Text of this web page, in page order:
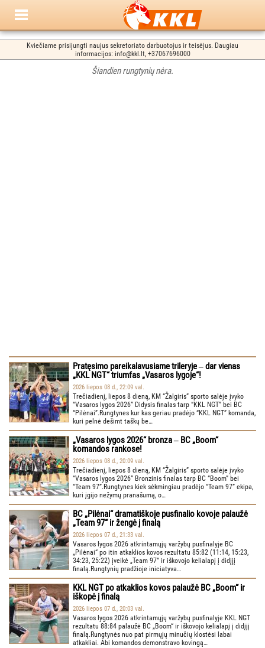
Kviečiame prisijungti naujus sekretoriato darbuotojus ir teisėjus. Daugiau
informacijos: info@kkl.lt, +37067696000
Šiandien rungtynių nėra.
Pratęsimo pareikalavusiame trileryje ‒ dar vienas
„KKL NGT“ triumfas „Vasaros lygoje“!
2026 liepos 08 d., 22:09 val.
Trečiadienį, liepos 8 dieną, KM “Žalgiris” sporto salėje įvyko
“Vasaros lygos 2026” Didysis finalas tarp “KKL NGT” bei BC
“Pilėnai”.Rungtynes kur kas geriau pradėjo “KKL NGT” komanda,
kuri pelnė dešimt taškų be…
„Vasaros lygos 2026“ bronza ‒ BC „Boom“
komandos rankose!
2026 liepos 08 d., 20:09 val.
Trečiadienį, liepos 8 dieną, KM “Žalgiris” sporto salėje įvyko
“Vasaros lygos 2026” Bronzinis finalas tarp BC “Boom” bei
“Team 97”.Rungtynes kiek sėkmingiau pradėjo “Team 97” ekipa,
kuri įgijo nežymų pranašumą, o…
BC „Pilėnai“ dramatiškoje pusfinalio kovoje palaužė
„Team 97“ ir žengė į finalą
2026 liepos 07 d., 21:33 val.
Vasaros lygos 2026 atkrintamųjų varžybų pusfinalyje BC
„Pilėnai“ po itin atkaklios kovos rezultatu 85:82 (11:14, 15:23,
34:23, 25:22) įveikė „Team 97“ ir iškovojo kelialapį į didįjį
finalą.Rungtynių pradžioje iniciatyva…
KKL NGT po atkaklios kovos palaužė BC „Boom“ ir
iškopė į finalą
2026 liepos 07 d., 20:03 val.
Vasaros lygos 2026 atkrintamųjų varžybų pusfinalyje KKL NGT
rezultatu 88:84 palaužė BC „Boom“ ir iškovojo kelialapį į didįjį
finalą.Rungtynės nuo pat pirmųjų minučių klostėsi labai
atkakliai. Abi komandos demonstravo kovingą…